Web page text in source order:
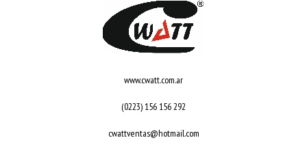
www.cwatt.com.ar
(0223) 156 156 292
cwattventas@hotmail.com